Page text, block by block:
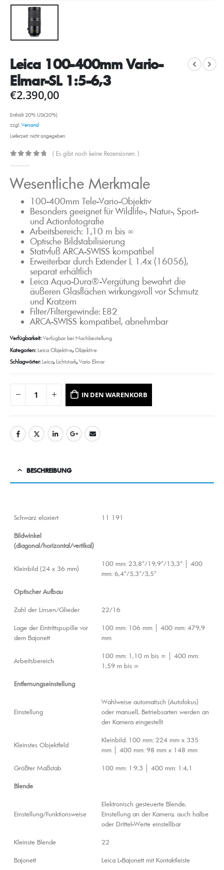
Leica 100-400mm Vario-
Elmar-SL 1:5-6,3
€2.390,00
Enthält 20% USt(20%)
zzgl.Versand
Lieferzeit: nicht angegeben
( Es gibt noch keine Rezensionen. )
Wesentliche Merkmale
100-400mm Tele-Vario-Objektiv
Besonders geeignet für Wildlife-, Natur-, Sport-
und Actionfotografie
Arbeitsbereich: 1,10 m bis ∞
Optische Bildstabilisierung
Stativfuß ARCA-SWISS kompatibel
Erweiterbar durch Extender L 1.4x (16056),
separat erhältlich
Leica Aqua-Dura®-Vergütung bewahrt die
äußeren Glasflächen wirkungsvoll vor Schmutz
und Kratzern
Filter/Filtergewinde: E82
ARCA-SWISS kompatibel, abnehmbar
Verfügbarkeit:Verfügbar bei Nachbestellung
Kategorien:Leica Objektive,Objektive
Schlagwörter:Leica,Lichtstark,Vario Elmar
IN DEN WARENKORB
BESCHREIBUNG
Schwarz eloxiert 11 191
Bildwinkel
(diagonal/horizontal/vertikal)
Kleinbild (24 x 36 mm)
100 mm: 23,8°/19,9°/13,3° │ 400
mm: 6,4°/5,3°/3,5°
Optischer Aufbau
Zahl der Linsen/Glieder 22/16
Lage der Eintrittspupille vor
dem Bajonett
100 mm: 106 mm │ 400 mm: 479,9
mm
Arbeitsbereich
100 mm: 1,10 m bis ∞ │ 400 mm:
1,59 m bis ∞
Entfernungseinstellung
Einstellung
Wahlweise automatisch (Autofokus)
oder manuell, Betriebsarten werden an
der Kamera eingestellt
Kleinstes Objektfeld
Kleinbild: 100 mm: 224 mm x 335
mm │ 400 mm: 98 mm x 148 mm
Größter Maßstab 100 mm: 1:9,3 │ 400 mm: 1:4,1
Blende
Einstellung/Funktionsweise
Elektronisch gesteuerte Blende,
Einstellung an der Kamera, auch halbe
oder Drittel-Werte einstellbar
Kleinste Blende 22
Bajonett Leica L-Bajonett mit Kontaktleiste